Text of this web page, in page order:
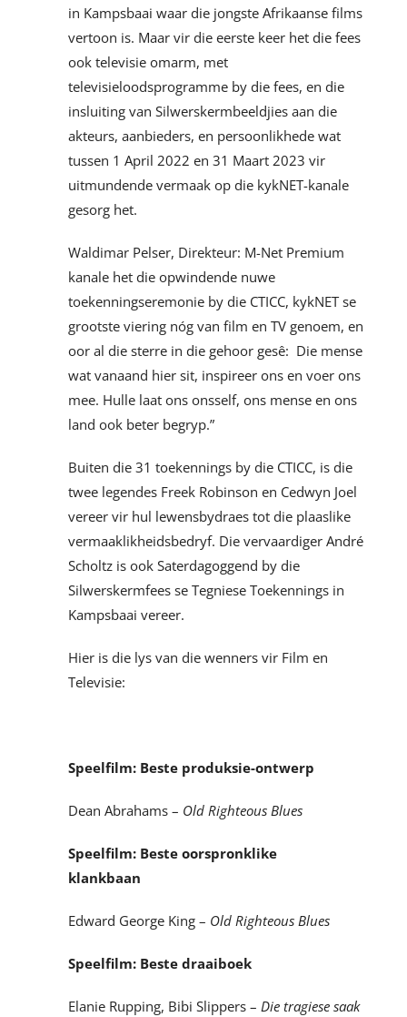
in Kampsbaai waar die jongste Afrikaanse films
vertoon is. Maar vir die eerste keer het die fees
ook televisie omarm, met
televisieloodsprogramme by die fees, en die
insluiting van Silwerskermbeeldjies aan die
akteurs, aanbieders, en persoonlikhede wat
tussen 1 April 2022 en 31 Maart 2023 vir
uitmundende vermaak op die kykNET-kanale
gesorg het.
Waldimar Pelser, Direkteur: M-Net Premium
kanale het die opwindende nuwe
toekenningseremonie by die CTICC, kykNET se
grootste viering nóg van film en TV genoem, en
oor al die sterre in die gehoor gesê: Die mense
wat vanaand hier sit, inspireer ons en voer ons
mee. Hulle laat ons onsself, ons mense en ons
land ook beter begryp.”
Buiten die 31 toekennings by die CTICC, is die
twee legendes Freek Robinson en Cedwyn Joel
vereer vir hul lewensbydraes tot die plaaslike
vermaaklikheidsbedryf. Die vervaardiger André
Scholtz is ook Saterdagoggend by die
Silwerskermfees se Tegniese Toekennings in
Kampsbaai vereer.
Hier is die lys van die wennersvir Film en
Televisie:
Speelfilm: Beste produksie-ontwerp
Dean Abrahams – Old Righteous Blues
Speelfilm: Beste oorspronklike
klankbaan
Edward George King – Old Righteous Blues
Speelfilm: Beste draaiboek
Elanie Rupping, Bibi Slippers – Die tragiese saak